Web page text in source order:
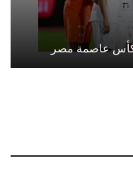
كأس عاصمة مصر